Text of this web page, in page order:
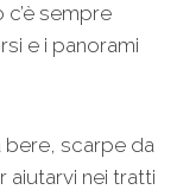
sempre
e i panorami
bere, scarpe da
aiutarvi nei tratti